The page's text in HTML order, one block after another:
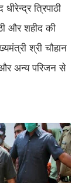
त्रिपाठी
और शहीद की
श्री चौहान
अन्य परिजन से